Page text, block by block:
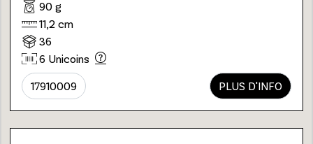
90 g
11,2 cm
36
6 Unicoins
17910009 PLUS D'INFO